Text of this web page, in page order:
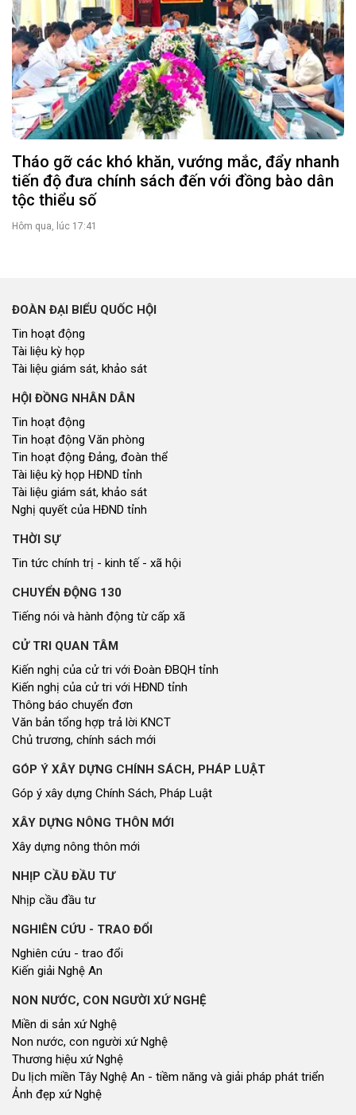
Tháo gỡ các khó khăn, vướng mắc, đẩy nhanh
tiến độ đưa chính sách đến với đồng bào dân
tộc thiểu số
Hôm qua, lúc 17:41
ĐOÀN ĐẠI BIỂU QUỐC HỘI
Tin hoạt động
Tài liệu kỳ họp
Tài liệu giám sát, khảo sát
HỘI ĐỒNG NHÂN DÂN
Tin hoạt động
Tin hoạt động Văn phòng
Tin hoạt động Đảng, đoàn thể
Tài liệu kỳ họp HĐND tỉnh
Tài liệu giám sát, khảo sát
Nghị quyết của HĐND tỉnh
THỜI SỰ
Tin tức chính trị - kinh tế - xã hội
CHUYỂN ĐỘNG 130
Tiếng nói và hành động từ cấp xã
CỬ TRI QUAN TÂM
Kiến nghị của cử tri với Đoàn ĐBQH tỉnh
Kiến nghị của cử tri với HĐND tỉnh
Thông báo chuyển đơn
Văn bản tổng hợp trả lời KNCT
Chủ trương, chính sách mới
GÓP Ý XÂY DỰNG CHÍNH SÁCH, PHÁP LUẬT
Góp ý xây dựng Chính Sách, Pháp Luật
XÂY DỰNG NÔNG THÔN MỚI
Xây dựng nông thôn mới
NHỊP CẦU ĐẦU TƯ
Nhịp cầu đầu tư
NGHIÊN CỨU - TRAO ĐỔI
Nghiên cứu - trao đổi
Kiến giải Nghệ An
NON NƯỚC, CON NGƯỜI XỨ NGHỆ
Miền di sản xứ Nghệ
Non nước, con người xứ Nghệ
Thương hiệu xứ Nghệ
Du lịch miền Tây Nghệ An - tiềm năng và giải pháp phát triển
Ảnh đẹp xứ Nghệ